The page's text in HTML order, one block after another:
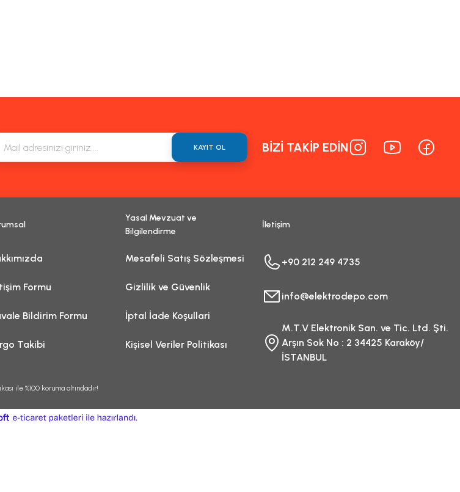
KAYIT OL BİZİ TAKİP EDİN
Formu
Bildirim Formu
Takibi
Yasal Mevzuat ve
Bilgilendirme
Mesafeli Satış Sözleşmesi
Gizlilik ve Güvenlik
İptal İade Koşullari
Kişisel Veriler Politikası
İletişim
+90 212 249 4735
info@elektrodepo.com
M.T.V Elektronik San. ve Tic. Ltd. Şti.
Arşın Sok No : 2 34425 Karaköy/
İSTANBUL
ile %100 koruma altındadır!
ideasoft
e-